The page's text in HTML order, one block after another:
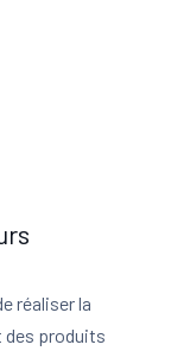
réaliser la
des produits